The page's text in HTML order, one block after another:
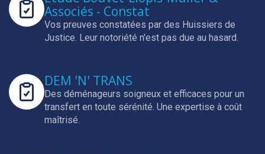
Associés - Constat
Vos preuves constatées par des Huissiers de
Justice. Leur notoriété n'est pas due au hasard.
DEM 'N' TRANS
Des déménageurs soigneux et efficaces pour un
transfert en toute sérénité. Une expertise à coût
maîtrisé.